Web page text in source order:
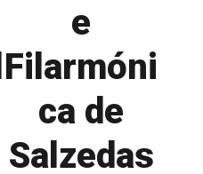
e
Filarmóni
ca de
Salzedas